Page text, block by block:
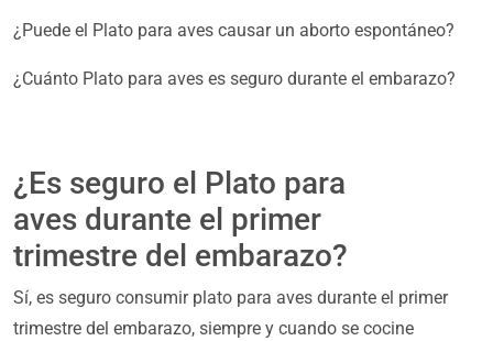
¿Puede el Plato para aves causar un aborto espontáneo?
¿Cuánto Plato para aves es seguro durante el embarazo?
¿Es seguro el Plato para
aves durante el primer
trimestre del embarazo?
Sí, es seguro consumir plato para aves durante el primer
trimestre del embarazo, siempre y cuando se cocine